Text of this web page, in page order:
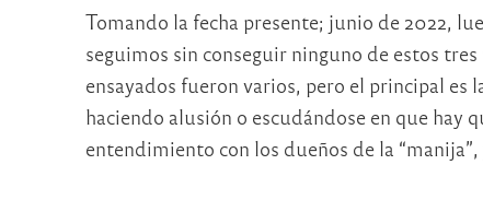
Tomando la fecha presente; junio de 2022,
seguimos sin conseguir ninguno de estos
ensayados fueron varios, pero el principal es
haciendo alusión o escudándose en que hay
entendimiento con los dueños de la